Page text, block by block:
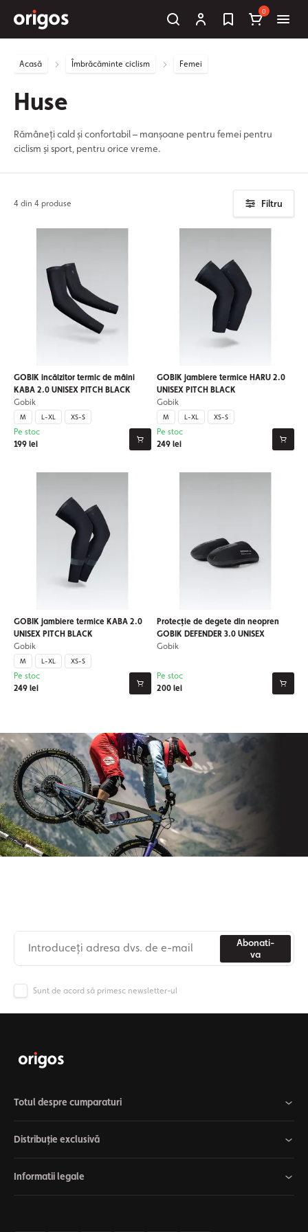
0
Acasă Îmbrăcăminte ciclism Femei
Huse
Rămâneți cald și confortabil – manșoane pentru femei pentru
ciclism și sport, pentru orice vreme.
4 din 4 produse Filtru
GOBIK incălzitor termic de mâini
KABA 2.0 UNISEX PITCH BLACK
Gobik
M L-XL XS-S
199 lei
Pe stoc
GOBIK jambiere termice HARU 2.0
UNISEX PITCH BLACK
Gobik
M L-XL XS-S
249 lei
Pe stoc
GOBIK jambiere termice KABA 2.0
UNISEX PITCH BLACK
Gobik
M L-XL XS-S
249 lei
Pe stoc
Protecție de degete din neopren
GOBIK DEFENDER 3.0 UNISEX
Gobik
200 lei
Pe stoc
Abonati-
va
Sunt de acord să primesc newsletter-ul
Totul despre cumparaturi
Distribuție exclusivă
Informatii legale